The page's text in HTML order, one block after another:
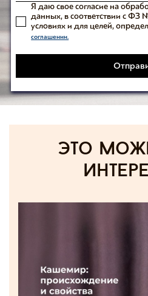
Я даю свое согласие на
данных, в соответствии с ФЗ
условиях и для целей,
соглашении.
Это